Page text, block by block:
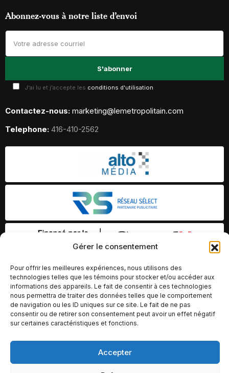
Gérer le consentement
Pour offrir les meilleures expériences, nous utilisons des
technologies telles que les témoins pour stocker et/ou accéder aux
informations des appareils. Le fait de consentir à ces technologies
nous permettra de traiter des données telles que le comportement
de navigation ou les ID uniques sur ce site. Le fait de ne pas
consentir ou de retirer son consentement peut avoir un effet négatif
sur certaines caractéristiques et fonctions.
Accepter
Abonnez-vous à notre liste d’envoi
J'ai lu et j'accepte les conditions d'utilisation
Contactez-nous: marketing@lemetropolitain.com
Telephone: 416-410-2562
© Copyright 2026 – Altomédia Inc |
Ce site internet a été conçu et développé par Chameleon Ideas